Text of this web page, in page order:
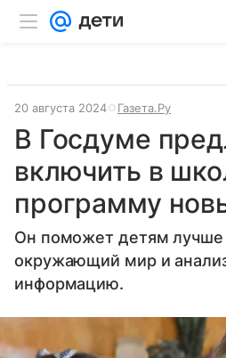
20 августа 2024 Газета.Ру
В Госдуме
включить в
программу
Он поможет детям лучше
окружающий мир и
информацию.